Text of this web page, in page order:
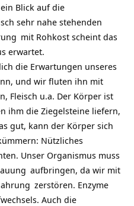
Blick auf die
sehr nahe stehenden
mit Rohkost scheint das
erwartet.
die Erwartungen unseres
und wir fluten ihn mit
Fleisch u.a. Der Körper ist
ihm die Ziegelsteine liefern,
gut, kann der Körper sich
Nützliches
Unser Organismus muss
aufbringen, da wir mit
zerstören. Enzyme
Auch die